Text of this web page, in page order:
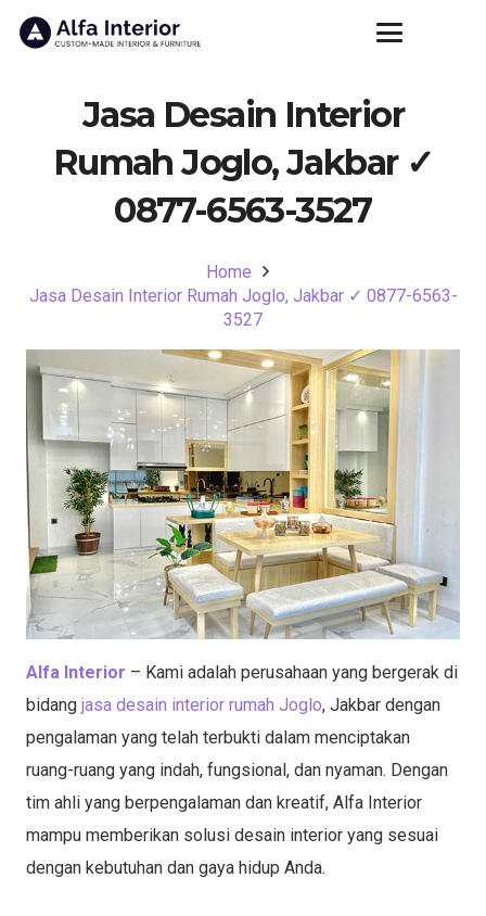
Jasa Desain Interior
Rumah Joglo, Jakbar ✓
0877-6563-3527
Home
Jasa Desain Interior Rumah Joglo, Jakbar ✓ 0877-6563-
3527
Alfa Interior – Kami adalah perusahaan yang bergerak di
bidang jasa desain interior rumah Joglo, Jakbar dengan
pengalaman yang telah terbukti dalam menciptakan
ruang-ruang yang indah, fungsional, dan nyaman. Dengan
tim ahli yang berpengalaman dan kreatif, Alfa Interior
mampu memberikan solusi desain interior yang sesuai
dengan kebutuhan dan gaya hidup Anda.